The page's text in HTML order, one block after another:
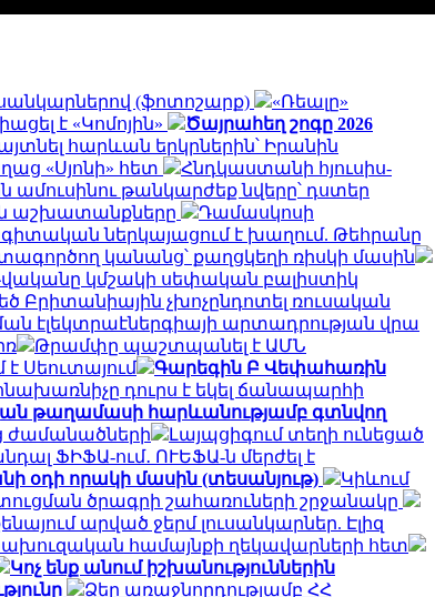
(ֆոտոշարք)
«Ռեալը»
է «Կոմոյին»
Ծայրահեղ շոգը 2026
հարևան երկրներին՝ Իրանին
«Սյոնի» հետ
Հնդկաստանի հյուսիս-
թանկարժեք նվերը՝ դստեր
աշխատանքները
Դամասկոսի
ներկայացում է խաղում. Թեհրանը
կանանց՝ քաղցկեղի ռիսկի մասին
թվականը կմշակի սեփական բալիստիկ
Բրիտանիային չխոչընդոտել ռուսական
էլեկտրաէներգիայի արտադրության վրա
Թրամփը պաշտպանել է ԱՄՆ
Սեուտայում
Գարեգին Բ Վեփահառին
դուրս է եկել ճանապարհի
թաղամասի հարևանությամբ գտնվող
ժամանածների
Լայպցիգում տեղի ունեցած
ՖԻՖԱ-ում․ ՈՒԵՖԱ-ն մերժել է
օդի որակի մասին (տեսանյութ)
Կիևում
ծրագրի շահառուների շրջանակը
արված ջերմ լուսանկարներ. Էլիզ
համայնքի ղեկավարների հետ
Կոչ ենք անում իշխանություններին
Ձեր առաջնորդությամբ ՀՀ